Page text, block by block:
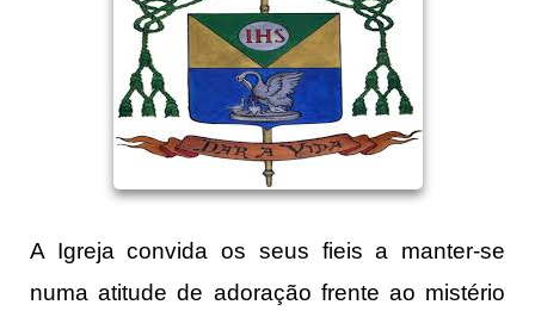
A Igreja convida os seus fieis a manter-se
numa atitude de adoração frente ao mistério